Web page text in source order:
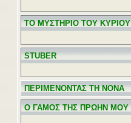
ΤΟ ΜΥΣΤΗΡΙΟ ΤΟΥ ΚΥΡΙΟΥ
STUBER
ΠΕΡΙΜΕΝΟΝΤΑΣ ΤΗ ΝΟΝΑ
Ο ΓΑΜΟΣ ΤΗΣ ΠΡΩΗΝ ΜΟΥ